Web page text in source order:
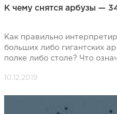
К чему снятся арбузы —
Как правильно
больших либо гигантских
полке либо столе? Что